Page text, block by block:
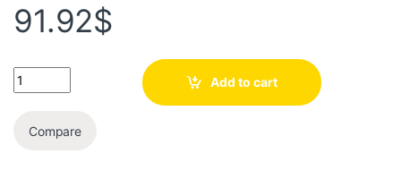
91.92$
Add to cart
Compare